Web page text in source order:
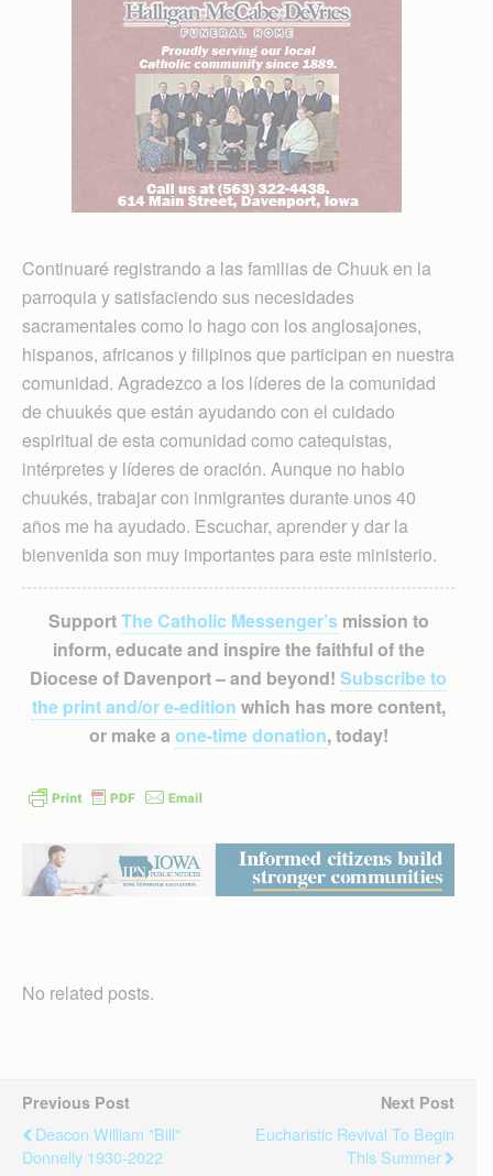
Continuaré registrando a las familias de Chuuk en la
parroquia y satisfaciendo sus necesidades
sacramentales como lo hago con los anglosajones,
hispanos, africanos y filipinos que participan en nuestra
comunidad. Agradezco a los líderes de la comunidad
de chuukés que están ayudando con el cuidado
espiritual de esta comunidad como catequistas,
intérpretes y líderes de oración. Aunque no hablo
chuukés, trabajar con inmigrantes durante unos 40
años me ha ayudado. Escuchar, aprender y dar la
bienvenida son muy importantes para este ministerio.
SupportThe Catholic Messenger’smission to
inform, educate and inspire the faithful of the
Diocese of Davenport – and beyond! Subscribe to
the print and/or e-edition which has more content,
or make a one-time donation, today!
No related posts.
Previous Post
Deacon William "Bill"
Donnelly 1930-2022
Next Post
Eucharistic Revival To Begin
This Summer